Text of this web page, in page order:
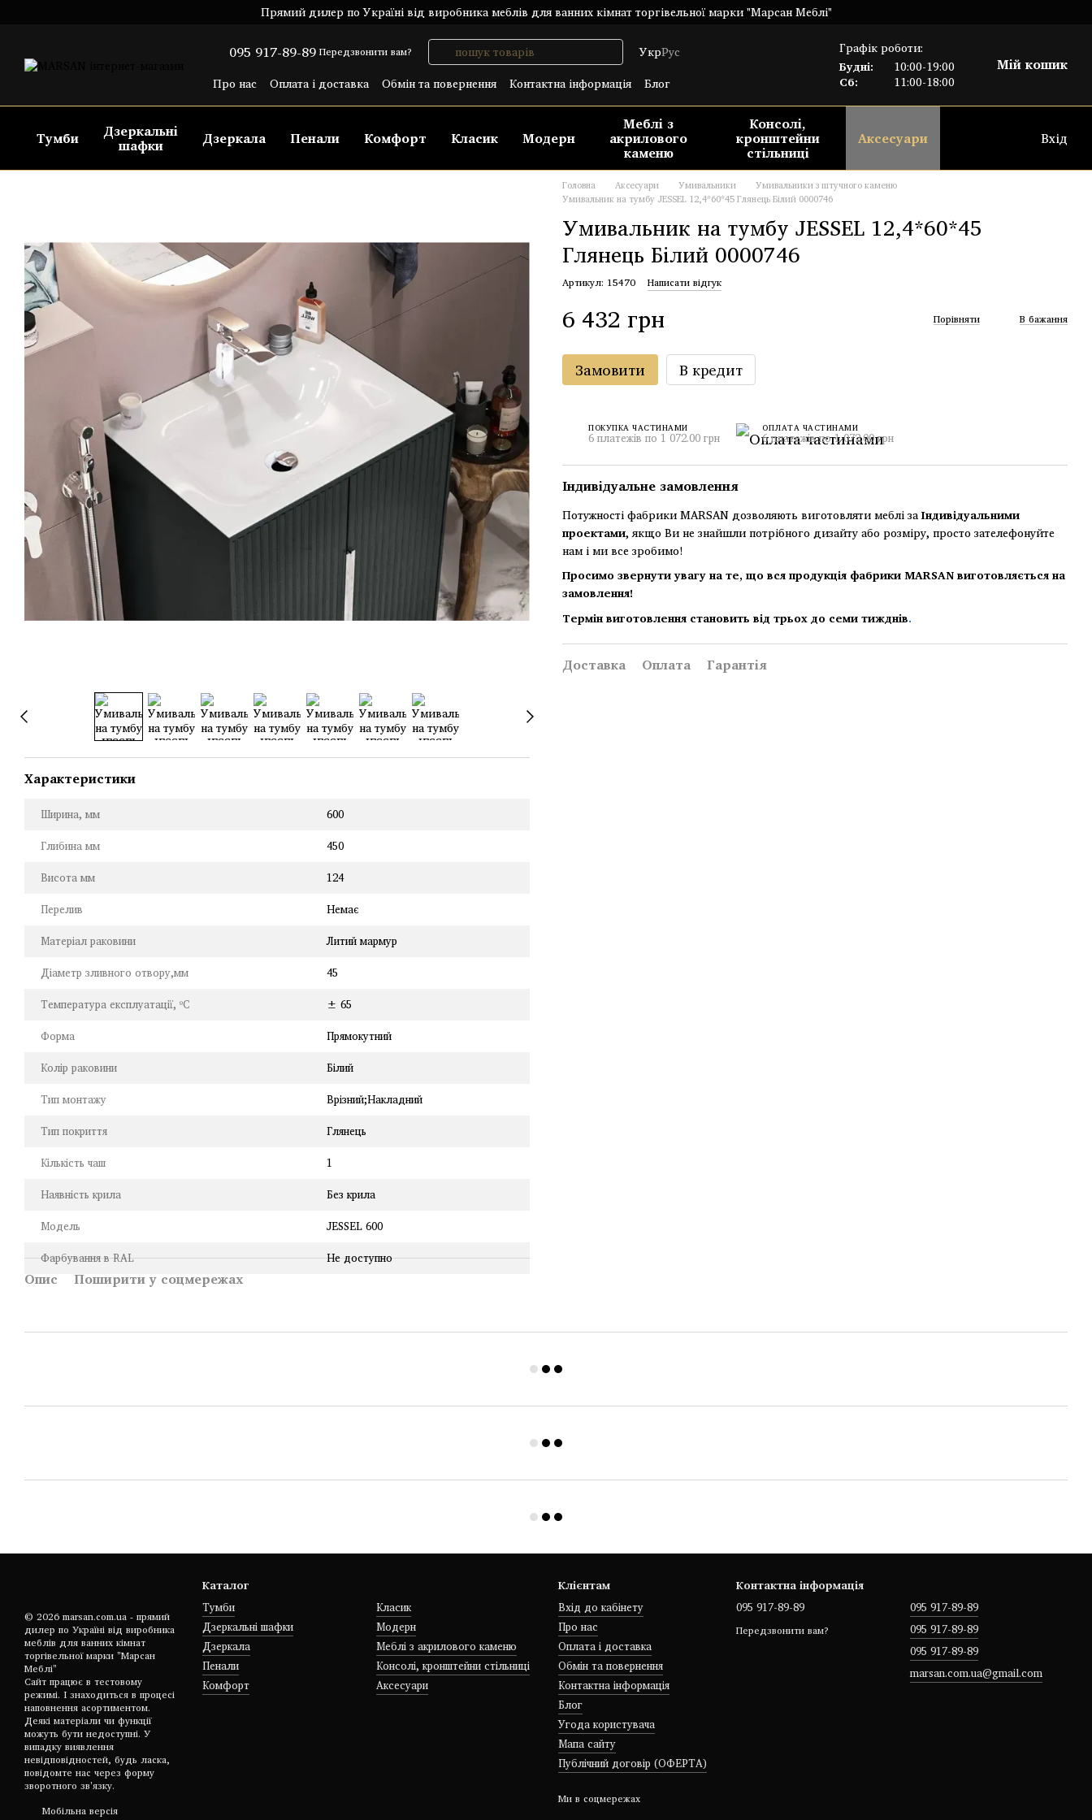
Прямий дилер по Україні від виробника меблів для ванних кімнат торгівельної марки "Марсан Меблі"
095 917-89-89 Передзвонити вам? УкрРус
Про нас
Оплата і доставка Обмін та повернення Контактна інформація
Блог
Графік роботи:
Будні:
10:00-19:00
Сб:
11:00-18:00
Мій кошик
Тумби Дзеркальні
шафки Дзеркала Пенали Комфорт Класик Модерн
Меблі з
акрилового
каменю
Консолі,
кронштейни
стільниці
Аксесуари Вхід
Характеристики
Ширина, мм
600
Глибина мм
450
Висота мм
124
Перелив
Немає
Матеріал раковини
Литий мармур
Діаметр зливного отвору,мм
45
Температура експлуатації, ºC
± 65
Форма
Прямокутний
Колір раковини
Білий
Тип монтажу
Врізний;Накладний
Тип покриття
Глянець
Кількість чаш
1
Наявність крила
Без крила
Модель
JESSEL 600
Фарбування в RAL
Не доступно
Опис Поширити у соцмережах
Головна Аксесуари Умивальники
Умивальники з штучного каменю
Умивальник на тумбу JESSEL 12,4*60*45 Глянець Білий 0000746
Умивальник на тумбу JESSEL 12,4*60*45
Глянець Білий 0000746
Артикул: 15470 Написати відгук
6 432 грн Порівняти В бажання
Замовити В кредит
ПОКУПКА ЧАСТИНАМИ
6 платежів по 1 072.00 грн
ОПЛАТА ЧАСТИНАМИ
6 платежів по 1 072.00 грн
Індивідуальне замовлення
Потужності фабрики MARSAN дозволяють виготовляти меблі заІндивідуальними
проектами, якщо Ви не знайшли потрібного дизайту або розміру, просто зателефонуйте
нам і ми все зробимо!
Просимо звернути увагу на те, що вся продукція фабрики MARSAN виготовляється на
замовлення!
Термін виготовлення становить від трьох до семи тижднів.
Доставка Оплата Гарантія
© 2026 marsan.com.ua - прямий
дилер по Україні від виробника
меблів для ванних кімнат
торгівельної марки "Марсан
Меблі"
Сайт працює в тестовому
режимі. І знаходиться в процесі
наповнення асортиментом.
Деякі матеріали чи функції
можуть бути недоступні. У
випадку виявлення
невідповідностей, будь ласка,
повідомте нас через форму
зворотного зв'язку.
Мобільна версія
Каталог
Тумби
Дзеркальні шафки
Дзеркала
Пенали
Комфорт
Класик
Модерн
Меблі з акрилового каменю
Консолі, кронштейни стільниці
Аксесуари
Клієнтам
Вхід до кабінету
Про нас
Оплата і доставка
Обмін та повернення
Контактна інформація
Блог
Угода користувача
Мапа сайту
Публічний договір (ОФЕРТА)
Ми в соцмережах
Контактна інформація
095 917-89-89
Передзвонити вам?
095 917-89-89
095 917-89-89
095 917-89-89
marsan.com.ua@gmail.com